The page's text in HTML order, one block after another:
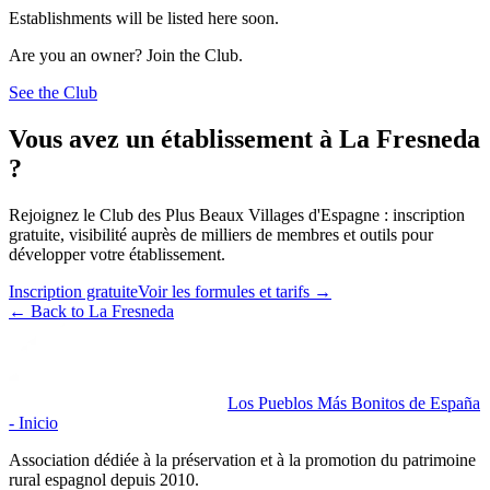
Establishments will be listed here soon.
Are you an owner? Join the Club.
See the Club
Vous avez un établissement à La Fresneda
?
Rejoignez le Club des Plus Beaux Villages d'Espagne : inscription
gratuite, visibilité auprès de milliers de membres et outils pour
développer votre établissement.
Inscription gratuiteVoir les formules et tarifs →
← Back to La Fresneda
Los Pueblos Más Bonitos de España
- Inicio
Association dédiée à la préservation et à la promotion du patrimoine
rural espagnol depuis 2010.